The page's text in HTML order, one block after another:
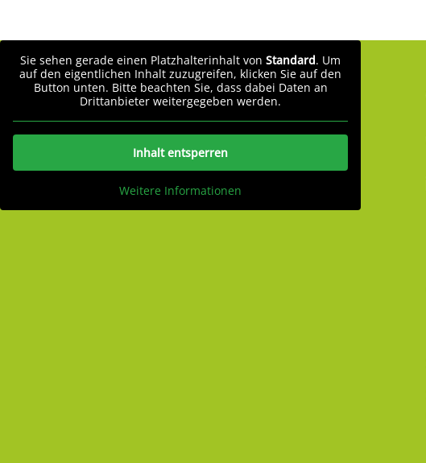
Sie sehen gerade einen Platzhalterinhalt von Standard. Um
auf den eigentlichen Inhalt zuzugreifen, klicken Sie auf den
Button unten. Bitte beachten Sie, dass dabei Daten an
Drittanbieter weitergegeben werden.
Inhalt entsperren
Weitere Informationen